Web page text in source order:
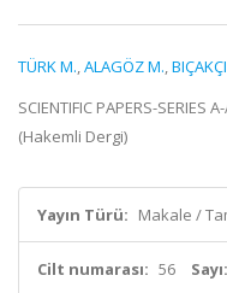
TÜRK M.,ALAGÖZ M.,
SCIENTIFIC PAPERS-SERIES
(Hakemli Dergi)
Yayın Türü: Makale /
Cilt numarası: 56 Sayı: